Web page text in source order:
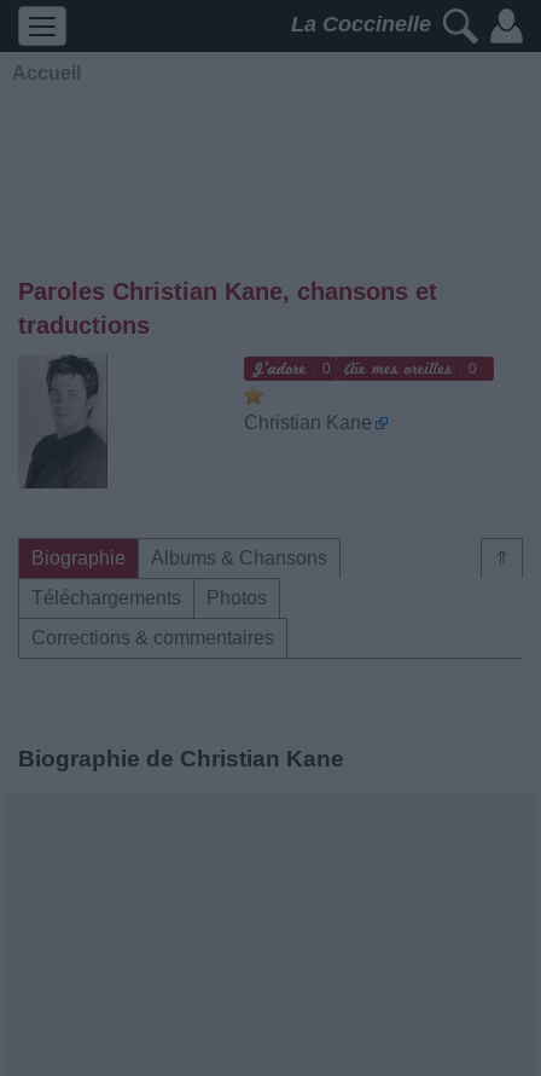
La Coccinelle
Accueil
Paroles Christian Kane, chansons et
traductions
0 0
Christian Kane
⇑
Biographie
Albums & Chansons
Téléchargements
Photos
Corrections & commentaires
Biographie de Christian Kane